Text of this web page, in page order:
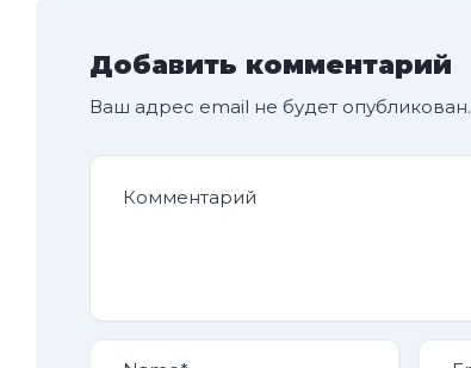
Добавить комментарий
Ваш адрес email не будет опубликован.